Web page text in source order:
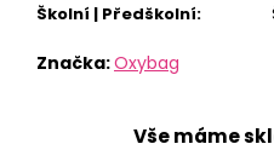
Školní | Předškolní:
Značka:Oxybag
Vše máme
Kč